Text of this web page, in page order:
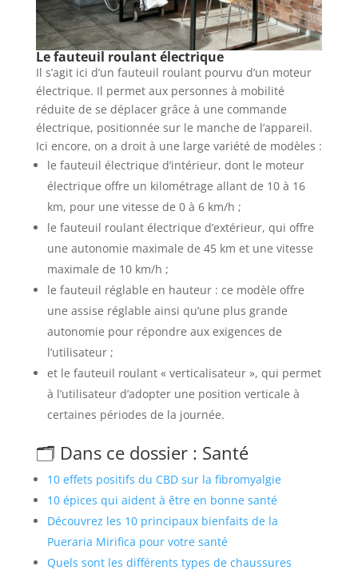
Le fauteuil roulant électrique
Il s’agit ici d’un fauteuil roulant pourvu d’un moteur
électrique. Il permet aux personnes à mobilité
réduite de se déplacer grâce à une commande
électrique, positionnée sur le manche de l’appareil.
Ici encore, on a droit à une large variété de modèles :
le fauteuil électrique d’intérieur, dont le moteur
électrique offre un kilométrage allant de 10 à 16
km, pour une vitesse de 0 à 6 km/h ;
le fauteuil roulant électrique d’extérieur, qui offre
une autonomie maximale de 45 km et une vitesse
maximale de 10 km/h ;
le fauteuil réglable en hauteur : ce modèle offre
une assise réglable ainsi qu’une plus grande
autonomie pour répondre aux exigences de
l’utilisateur ;
et le fauteuil roulant « verticalisateur », qui permet
à l’utilisateur d’adopter une position verticale à
certaines périodes de la journée.
🗂️ Dans ce dossier : Santé
10 effets positifs du CBD sur la fibromyalgie
10 épices qui aident à être en bonne santé
Découvrez les 10 principaux bienfaits de la
Pueraria Mirifica pour votre santé
Quels sont les différents types de chaussures